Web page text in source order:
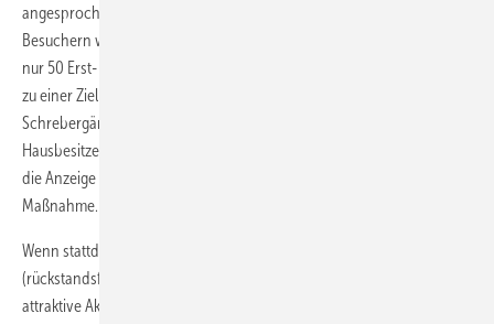
angesprochen. Es darf angenommen werden, dass von den 100
Besuchern weitere 50 Personen das Unternehmen kennen und somit
nur 50 Erst- bzw. Neukontakte entstehen. Ergebnis: Jeder Neukontakt
zu einer Zielperson kostet 6 Euro. Hinzu kommt, dass Pächter von
Schrebergärten überwiegend Wohnungsmieter und keine
Hausbesitzer sind und damit nicht zur Kernzielgruppe gehören, d. h.,
die Anzeige im Informationskasten wäre eine absolut falsche
Maßnahme.
Wenn stattdessen der Firmenwagen mit selbstklebenden Folien
(rückstandsfrei wieder abzulösen) ausgestattet würde, könnten dort
attraktive Aktionen und Sonderangebote vorstellt werden, die